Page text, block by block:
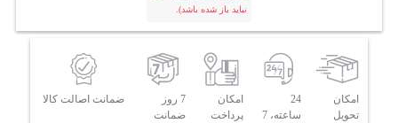
نباید باز شده باشد).
امکان
تحویل
24
ساعته، 7
امکان
پرداخت
7 روز
ضمانت
ضمانت اصالت کالا